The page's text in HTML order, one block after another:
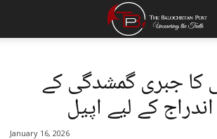
کا جبری گمشدگی کے
کے لیے اپیل
January 16, 2026